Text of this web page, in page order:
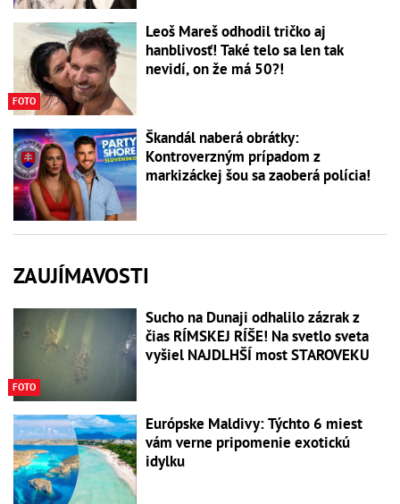
FOTO
Leoš Mareš odhodil tričko aj
hanblivosť! Také telo sa len tak
nevidí, on že má 50?!
Škandál naberá obrátky:
Kontroverzným prípadom z
markizáckej šou sa zaoberá polícia!
ZAUJÍMAVOSTI
FOTO
Sucho na Dunaji odhalilo zázrak z
čias RÍMSKEJ RÍŠE! Na svetlo sveta
vyšiel NAJDLHŠÍ most STAROVEKU
Európske Maldivy: Týchto 6 miest
vám verne pripomenie exotickú
idylku